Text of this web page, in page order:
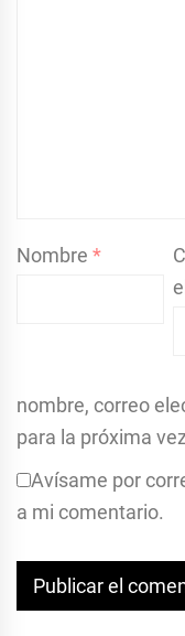
Nombre *
nombre, correo
para la próxima
Avísame por
a mi comentario.